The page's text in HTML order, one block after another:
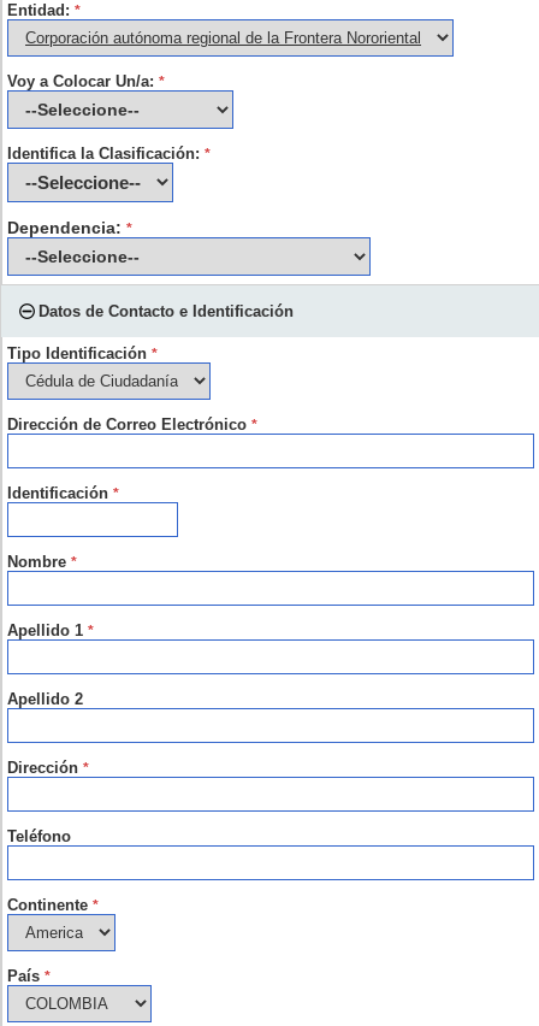
Entidad: *
Voy a Colocar Un/a: *
Identifica la Clasificación: *
Dependencia: *
Datos de Contacto e Identificación
Tipo Identificación *
Dirección de Correo Electrónico *
Identificación *
Nombre *
Apellido 1 *
Apellido 2
Dirección *
Teléfono
Continente *
País *